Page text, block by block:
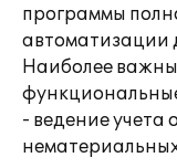
программы
автоматизации
Наиболее
- ведение учета